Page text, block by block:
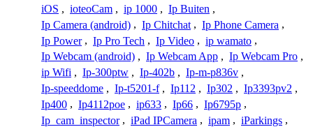
iOS , ioteoCam , ip 1000 , Ip Buiten ,
Ip Camera (android) , Ip Chitchat , Ip Phone Camera ,
Ip Power , Ip Pro Tech , Ip Video , ip wamato ,
Ip Webcam (android) , Ip Webcam App , Ip Webcam Pro ,
ip Wifi , Ip-300ptw , Ip-402b , Ip-m-p836v ,
Ip-speeddome , Ip-t5201-f , Ip112 , Ip302 , Ip3393pv2 ,
Ip400 , Ip4112poe , ip633 , Ip66 , Ip6795p ,
Ip_cam_inspector , iPad IPCamera , ipam , iParkings ,